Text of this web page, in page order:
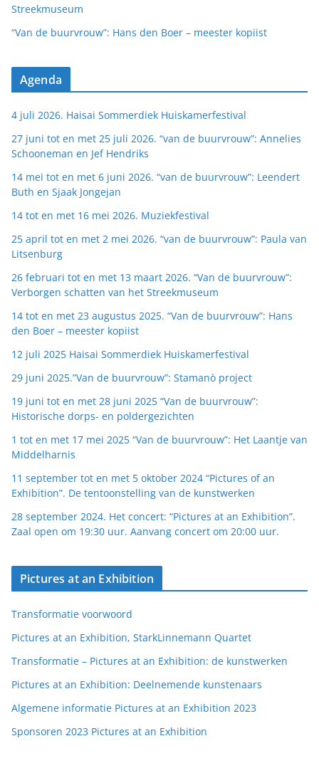
Streekmuseum
“Van de buurvrouw”: Hans den Boer – meester kopiist
Agenda
4 juli 2026. Haisai Sommerdiek Huiskamerfestival
27 juni tot en met 25 juli 2026. “van de buurvrouw”: Annelies
Schooneman en Jef Hendriks
14 mei tot en met 6 juni 2026. “van de buurvrouw”: Leendert
Buth en Sjaak Jongejan
14 tot en met 16 mei 2026. Muziekfestival
25 april tot en met 2 mei 2026. “van de buurvrouw”: Paula van
Litsenburg
26 februari tot en met 13 maart 2026. “Van de buurvrouw”:
Verborgen schatten van het Streekmuseum
14 tot en met 23 augustus 2025. “Van de buurvrouw”: Hans
den Boer – meester kopiist
12 juli 2025 Haisai Sommerdiek Huiskamerfestival
29 juni 2025.”Van de buurvrouw”: Stamanò project
19 juni tot en met 28 juni 2025 “Van de buurvrouw”:
Historische dorps- en poldergezichten
1 tot en met 17 mei 2025 “Van de buurvrouw”: Het Laantje van
Middelharnis
11 september tot en met 5 oktober 2024 “Pictures of an
Exhibition”. De tentoonstelling van de kunstwerken
28 september 2024. Het concert: “Pictures at an Exhibition”.
Zaal open om 19:30 uur. Aanvang concert om 20:00 uur.
Pictures at an Exhibition
Transformatie voorwoord
Pictures at an Exhibition, StarkLinnemann Quartet
Transformatie – Pictures at an Exhibition: de kunstwerken
Pictures at an Exhibition: Deelnemende kunstenaars
Algemene informatie Pictures at an Exhibition 2023
Sponsoren 2023 Pictures at an Exhibition